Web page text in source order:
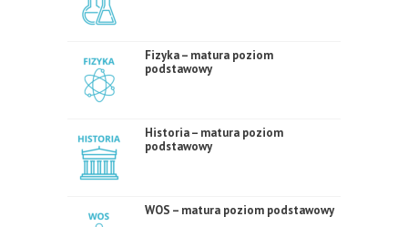
Fizyka – matura poziom
podstawowy
Historia – matura poziom
podstawowy
WOS – matura poziom podstawowy